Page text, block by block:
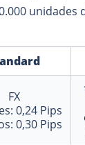
unidades
FX
0,24 Pips
0,30 Pips